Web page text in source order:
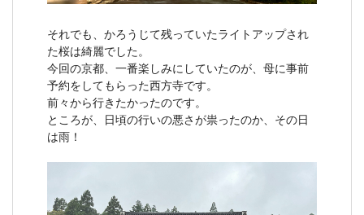
それでも、かろうじて残っていたライトアップされ
た桜は綺麗でした。
今回の京都、一番楽しみにしていたのが、母に事前
予約をしてもらった西方寺です。
前々から行きたかったのです。
ところが、日頃の行いの悪さが祟ったのか、その日
は雨！